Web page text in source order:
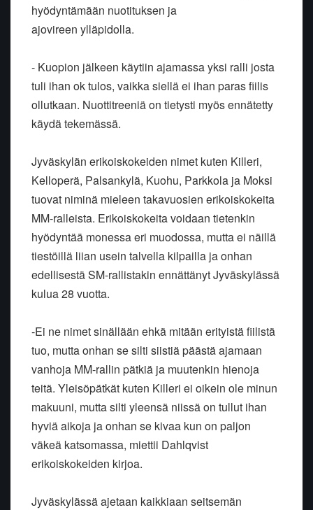
hyödyntämään nuotituksen ja
ajovireen ylläpidolla.
- Kuopion jälkeen käytiin ajamassa yksi ralli josta
tuli ihan ok tulos, vaikka siellä ei ihan paras fiilis
ollutkaan. Nuottitreeniä on tietysti myös ennätetty
käydä tekemässä.
Jyväskylän erikoiskokeiden nimet kuten Killeri,
Kelloperä, Palsankylä, Kuohu, Parkkola ja Moksi
tuovat niminä mieleen takavuosien erikoiskokeita
MM-ralleista. Erikoiskokeita voidaan tietenkin
hyödyntää monessa eri muodossa, mutta ei näillä
tiestöillä liian usein talvella kilpailla ja onhan
edellisestä SM-rallistakin ennättänyt Jyväskylässä
kulua 28 vuotta.
-Ei ne nimet sinällään ehkä mitään erityistä fiilistä
tuo, mutta onhan se silti siistiä päästä ajamaan
vanhoja MM-rallin pätkiä ja muutenkin hienoja
teitä. Yleisöpätkät kuten Killeri ei oikein ole minun
makuuni, mutta silti yleensä niissä on tullut ihan
hyviä aikoja ja onhan se kivaa kun on paljon
väkeä katsomassa, miettii Dahlqvist
erikoiskokeiden kirjoa.
Jyväskylässä ajetaan kaikkiaan seitsemän